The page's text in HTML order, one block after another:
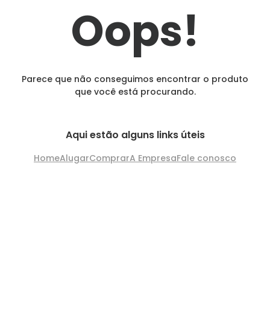
Oops!
Parece que não conseguimos encontrar o produto
que você está procurando.
Aqui estão alguns links úteis
HomeAlugarComprarA EmpresaFale conosco